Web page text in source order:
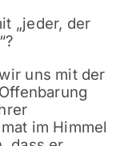
„jeder, der
uns mit der
im Himmel